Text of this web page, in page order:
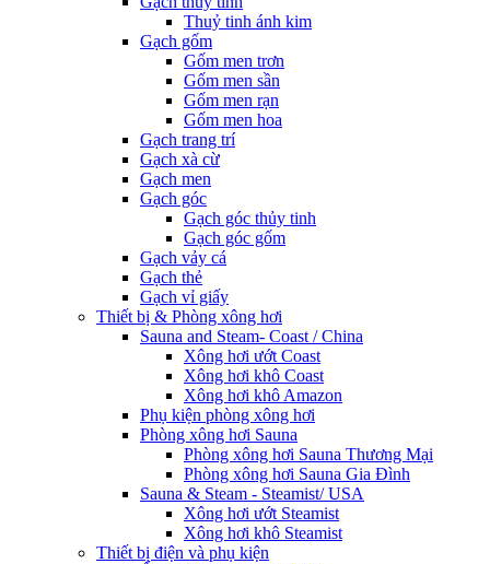
Thuỷ tinh ánh kim
Gạch gốm
Gốm men trơn
Gốm men sần
Gốm men rạn
Gốm men hoa
Gạch trang trí
Gạch xà cừ
Gạch men
Gạch góc
Gạch góc thủy tinh
Gạch góc gốm
Gạch vảy cá
Gạch thẻ
Gạch vỉ giấy
Thiết bị & Phòng xông hơi
Sauna and Steam- Coast / China
Xông hơi ướt Coast
Xông hơi khô Coast
Xông hơi khô Amazon
Phụ kiện phòng xông hơi
Phòng xông hơi Sauna
Phòng xông hơi Sauna Thương Mại
Phòng xông hơi Sauna Gia Đình
Sauna & Steam - Steamist/ USA
Xông hơi ướt Steamist
Xông hơi khô Steamist
Thiết bị điện và phụ kiện